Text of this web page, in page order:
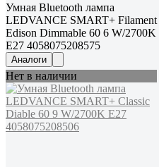
Умная Bluetooth лампа
LEDVANCE SMART+ Filament
Edison Dimmable 60 6 W/2700K
E27 4058075208575
Аналоги
Нет в наличии